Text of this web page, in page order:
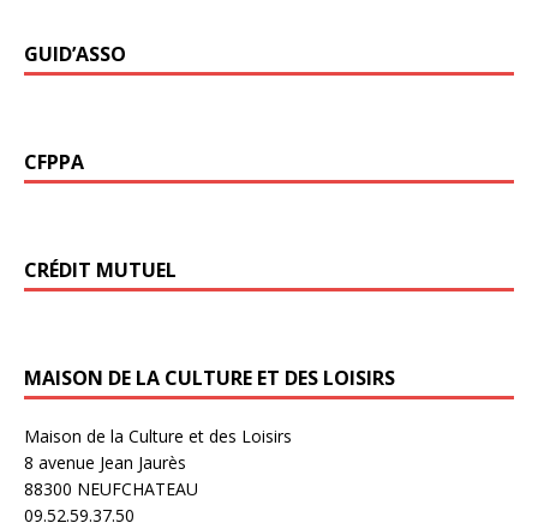
GUID’ASSO
CFPPA
CRÉDIT MUTUEL
MAISON DE LA CULTURE ET DES LOISIRS
Maison de la Culture et des Loisirs
8 avenue Jean Jaurès
88300 NEUFCHATEAU
09.52.59.37.50